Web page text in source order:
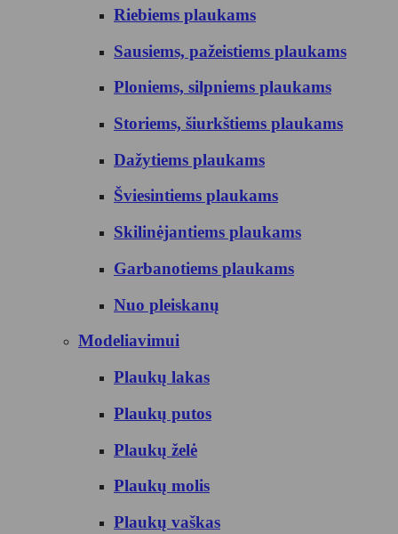
Riebiems plaukams
Sausiems, pažeistiems plaukams
Ploniems, silpniems plaukams
Storiems, šiurkštiems plaukams
Dažytiems plaukams
Šviesintiems plaukams
Skilinėjantiems plaukams
Garbanotiems plaukams
Nuo pleiskanų
Modeliavimui
Plaukų lakas
Plaukų putos
Plaukų želė
Plaukų molis
Plaukų vaškas